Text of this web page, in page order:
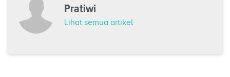
Pratiwi
Lihat semua artikel